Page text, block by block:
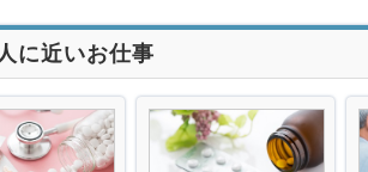
に近いお仕事